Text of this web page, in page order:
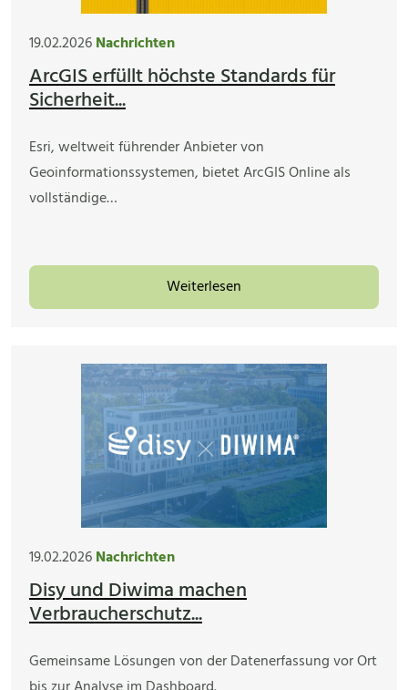
19.02.2026Nachrichten
ArcGIS erfüllt höchste Standards für
Sicherheit...
Esri, weltweit führender Anbieter von
Geoinformationssystemen, bietet ArcGIS Online als
vollständige…
Weiterlesen
19.02.2026Nachrichten
Disy und Diwima machen
Verbraucherschutz...
Gemeinsame Lösungen von der Datenerfassung vor Ort